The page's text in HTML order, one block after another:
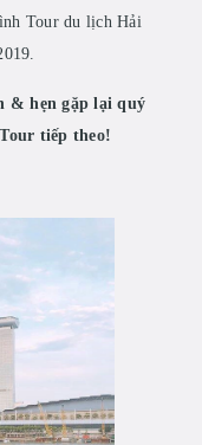
Tour du lịch Hải
& hẹn gặp lại quý
tiếp theo!